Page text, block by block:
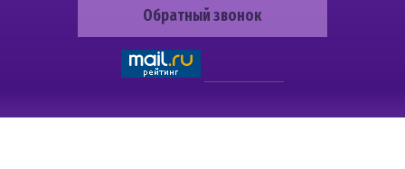
Обратный звонок